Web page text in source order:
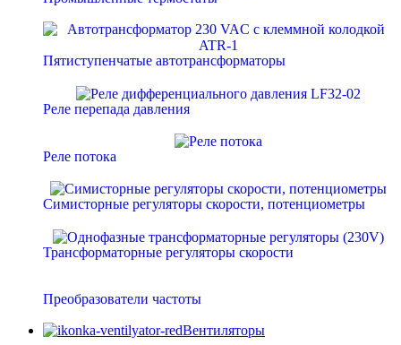
Пятиступенчатые автотрансформаторы
Реле перепада давления
Реле потока
Симисторные регуляторы скорости, потенциометры
Трансформаторные регуляторы скорости
Преобразователи частоты
Вентиляторы